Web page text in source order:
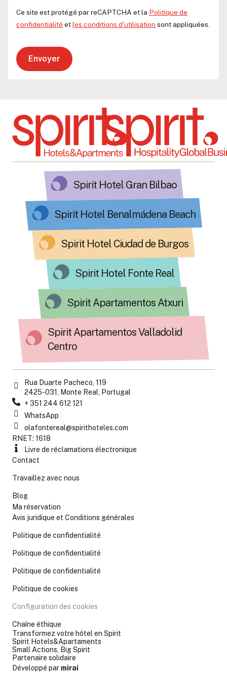
Ce site est protégé par reCAPTCHA et la Politique de
confidentialité etles conditions d'utilisation sont appliquées.
Envoyer
Spirit Hotel Gran Bilbao
Spirit Hotel Benalmádena Beach
Spirit Hotel Ciudad de Burgos
Spirit Hotel Fonte Real
Spirit Apartamentos Atxuri
Spirit Apartamentos Valladolid
Centro
Rua Duarte Pacheco, 119
2425-031, Monte Real, Portugal
+ 351 244 612 121
WhatsApp
olafontereal@spirithoteles.com
RNET: 1618
Livre de réclamations électronique
Contact
Travaillez avec nous
Blog
Ma réservation
Avis juridique et Conditions générales
Politique de confidentialité
Politique de confidentialité
Politique de confidentialité
Politique de cookies
Configuration des cookies
Chaîne éthique
Transformez votre hôtel en Spirit
Spirit Hotels&Apartaments
Small Actions, Big Spirit
Partenaire solidaire
Développé par mirai